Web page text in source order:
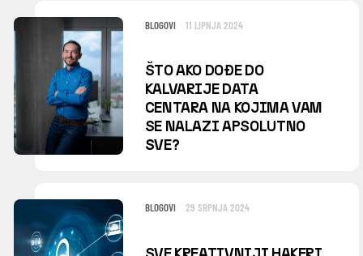
BLOGOVI 11 LIPNJA 2024
ŠTO AKO DOĐE DO
KALVARIJE DATA
CENTARA NA KOJIMA VAM
SE NALAZI APSOLUTNO
SVE?
BLOGOVI 29 SRPNJA 2024